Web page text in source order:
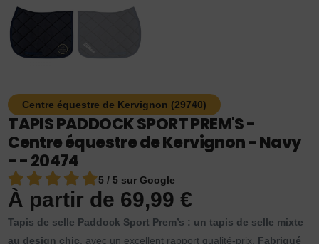
Centre équestre de Kervignon (29740)
TAPIS PADDOCK SPORT PREM'S -
Centre équestre de Kervignon - Navy
- - 20474
5 / 5 sur Google
À partir de 69,99€
Tapis de selle Paddock Sport Prem’s : un tapis de selle mixte
au design chic , avec un excellent rapport qualité-prix. Fabriqué